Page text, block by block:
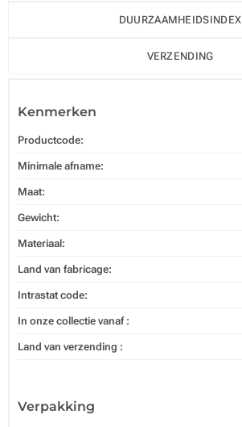
DUURZAAMHEIDSINDEX
VERZENDING
Kenmerken
Productcode:
Minimale afname:
Maat:
Gewicht:
Materiaal:
Land van fabricage:
Intrastat code:
In onze collectie vanaf :
Land van verzending :
Verpakking